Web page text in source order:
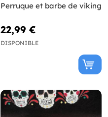
Perruque et barbe de viking
22,99 €
DISPONIBLE